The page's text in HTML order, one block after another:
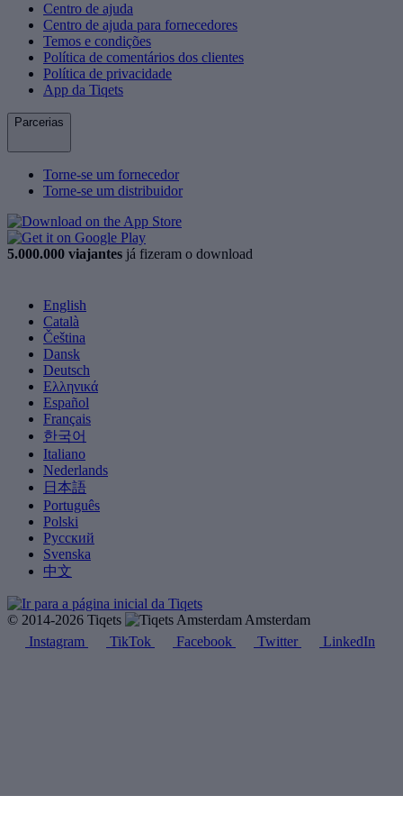
Centro de ajuda
Centro de ajuda para fornecedores
Temos e condições
Política de comentários dos clientes
Política de privacidade
App da Tiqets
Parcerias
Torne-se um fornecedor
Torne-se um distribuidor
5.000.000 viajantes já fizeram o download
English
Català
Čeština
Dansk
Deutsch
Ελληνικά
Español
Français
한국어
Italiano
Nederlands
日本語
Português
Polski
Русский
Svenska
中文
© 2014-2026 Tiqets
Amsterdam
Instagram
TikTok Facebook Twitter LinkedIn